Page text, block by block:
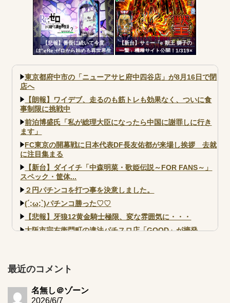
ー、とんでもない事になるｗｗ
ｗｗｗ
【悲報】番長に続いて今度
は”eRe:ゼロから始める異世界生
様…関係者さん「中古購入は控
えた方がいいと思います」
【新台】サミー「e 獣王 獅子の
一撃」機種サイト公開！1/319×
均9,800個のサバチャンに突入
東京都府中市の「ニューアサヒ府中四谷店」が8月16日で閉
店へ
【朗報】ワイデブ、走るのも筋トレも効果なく、ついに食
事制限に挑戦中
前泊博盛氏「私が総理大臣になったら中国に謝罪しに行き
ます」
FC東京の開幕戦に日本代表DF長友佑都が来場し挨拶 去就
に注目集まる
【新台】ダイイチ「中森明菜・歌姫伝説～FOR FANS～」
スペック・筐体...
２円パチンコを打つ事を決意しました。
(´;ω;`)パチンコ勝った♡♡
【悲報】牙狼12黄金騎士極限、変な雰囲気に・・・
大阪市宗右衛門町の違法パチスロ店「GOOD」が摘発
【実戦報告】e黄門ちゃま寿限無 初日の評判まとめ！コン
プ報告あり！弱予告...
アズールレーン スロット評価はコイン持ちの悪い疑似ボ天
井の軽い絆？
最近のコメント
名無し＠ゾーン
2026/6/7